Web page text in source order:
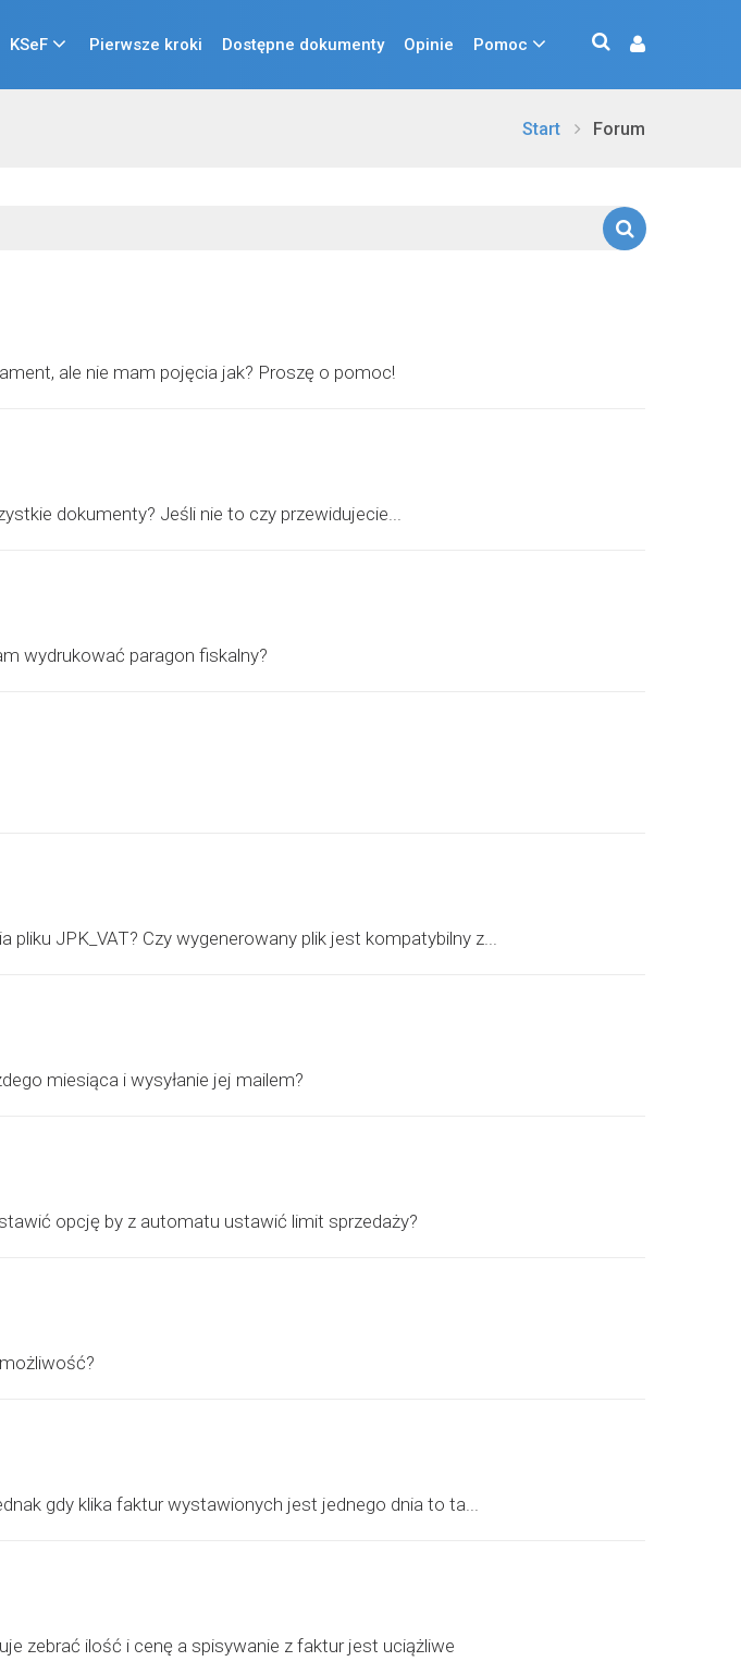
KSeF Pierwsze kroki Dostępne dokumenty Opinie Pomoc
Start Forum
ale nie mam pojęcia jak? Proszę o pomoc!
dokumenty? Jeśli nie to czy przewidujecie...
wydrukować paragon fiskalny?
JPK_VAT? Czy wygenerowany plik jest kompatybilny z...
miesiąca i wysyłanie jej mailem?
opcję by z automatu ustawić limit sprzedaży?
gdy klika faktur wystawionych jest jednego dnia to ta...
zebrać ilość i cenę a spisywanie z faktur jest uciążliwe